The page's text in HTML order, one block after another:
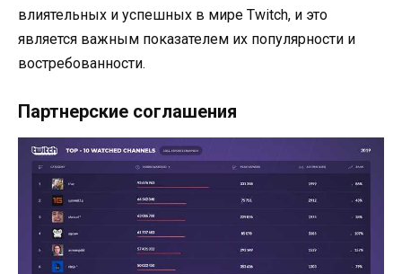
влиятельных и успешных в мире Twitch, и это
является важным показателем их популярности и
востребованности.
Партнерские соглашения